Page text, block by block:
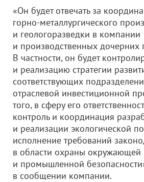
«Он будет отвечать за
горно-металлургического
и геологоразведки в компании
и производственных дочерних
В частности, он будет
и реализацию стратегии
соответствующих
отраслевой инвестиционной
того, в сферу его
контроль и координация
и реализации экологической
исполнение требований
в области охраны окружающей
и промышленной
в сообщении компании.